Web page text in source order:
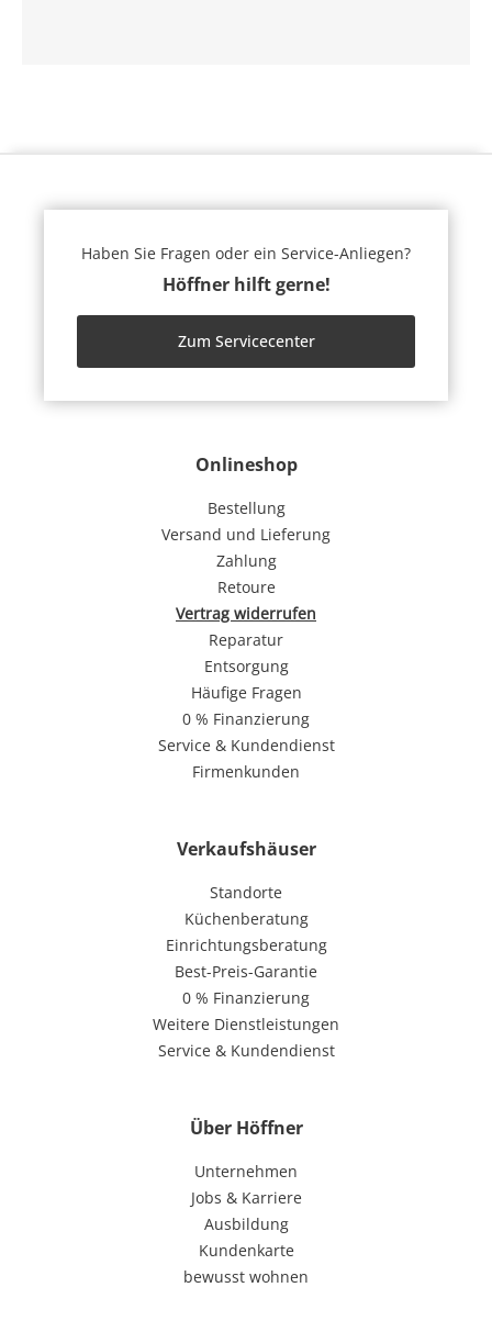
Onlineshop
Bestellung
Versand und Lieferung
Zahlung
Retoure
Vertrag widerrufen
Reparatur
Entsorgung
Häufige Fragen
0 % Finanzierung
Service & Kundendienst
Firmenkunden
Verkaufshäuser
Standorte
Küchenberatung
Einrichtungsberatung
Best-Preis-Garantie
0 % Finanzierung
Weitere Dienstleistungen
Service & Kundendienst
Über Höffner
Unternehmen
Jobs & Karriere
Ausbildung
Kundenkarte
bewusst wohnen
Haben Sie Fragen oder ein Service-Anliegen?
Höffner hilft gerne!
Zum Servicecenter